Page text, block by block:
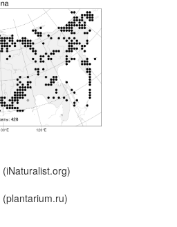
(iNaturalist.org)
(plantarium.ru)